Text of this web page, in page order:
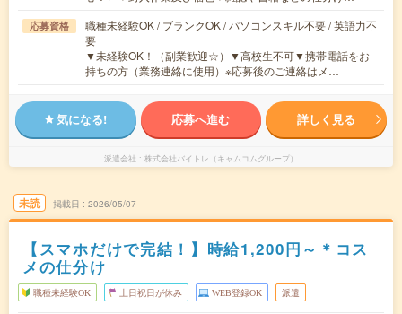
応募資格
職種未経験OK / ブランクOK / パソコンスキル不要 / 英語力不
要
▼未経験OK！（副業歓迎☆）▼高校生不可▼携帯電話をお
持ちの方（業務連絡に使用）※応募後のご連絡はメ…
気になる! 応募へ進む 詳しく見る
派遣会社 株式会社バイトレ（キャムコムグループ）
未読 掲載日 2026/05/07
【スマホだけで完結！】時給1,200円～＊コス
メの仕分け
職種未経験OK 土日祝日が休み WEB登録OK 派遣